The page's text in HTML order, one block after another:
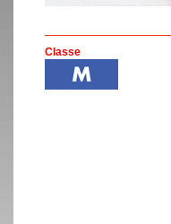
Classe